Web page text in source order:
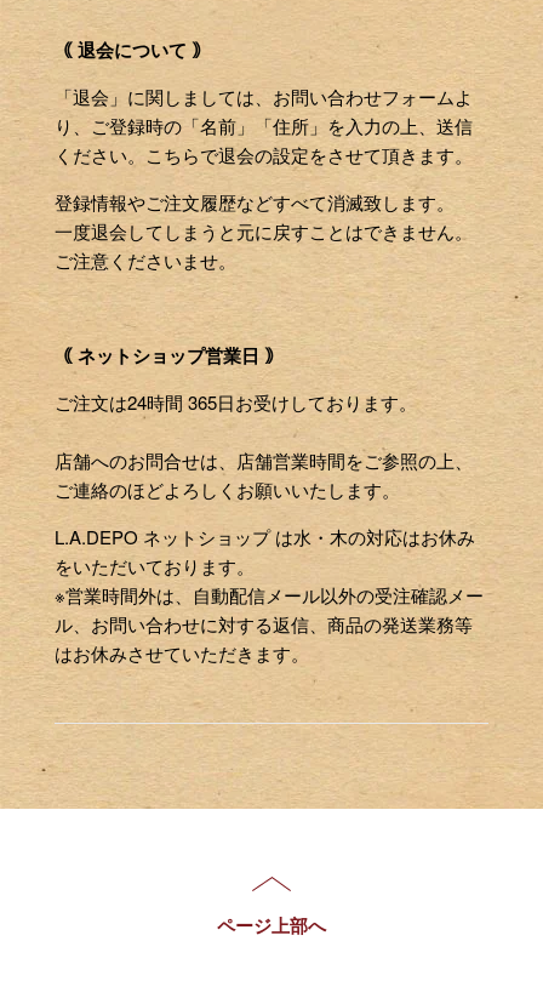
｟ 退会について ｠
「退会」に関しましては、お問い合わせフォームよ
り、ご登録時の「名前」「住所」を入力の上、送信
ください。こちらで退会の設定をさせて頂きます。
登録情報やご注文履歴などすべて消滅致します。
一度退会してしまうと元に戻すことはできません。
ご注意くださいませ。
｟ ネットショップ営業日 ｠
ご注文は24時間 365日お受けしております。
店舗へのお問合せは、店舗営業時間をご参照の上、
ご連絡のほどよろしくお願いいたします。
L.A.DEPO ネットショップ は水・木の対応はお休み
をいただいております。
※営業時間外は、自動配信メール以外の受注確認メー
ル、お問い合わせに対する返信、商品の発送業務等
はお休みさせていただきます。
ページ上部へ